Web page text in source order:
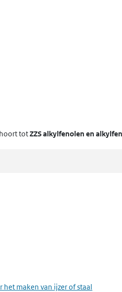
totZZS alkylfenolen en
maken van ijzer of staal